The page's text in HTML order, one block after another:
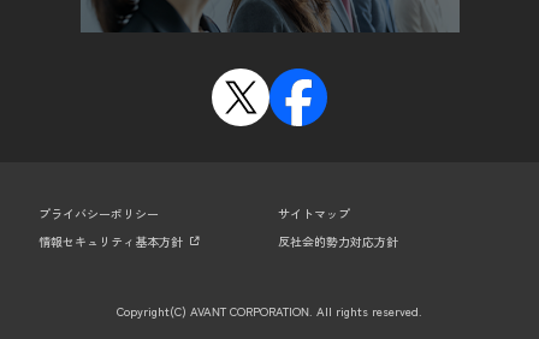
プライバシーポリシー
サイトマップ
情報セキュリティ基本方針
反社会的勢力対応方針
Copyright(C) AVANT CORPORATION. All rights reserved.